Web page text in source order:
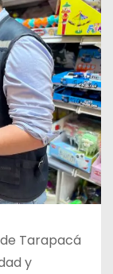
Tarapacá
y